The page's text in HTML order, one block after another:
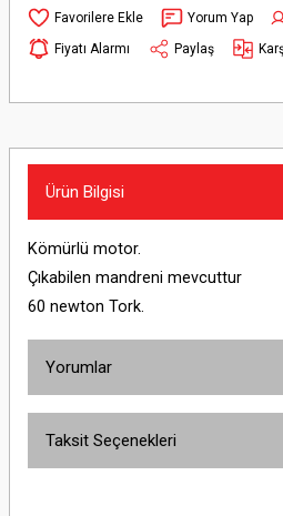
Yorum Yap
Fiyatı Alarmı
Paylaş
Ürün Bilgisi
Kömürlü motor.
Çıkabilen mandreni mevcuttur
60 newton Tork.
Yorumlar
Taksit Seçenekleri